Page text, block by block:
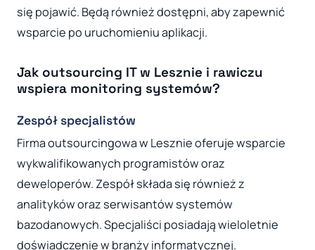
się pojawić. Będą również dostępni, aby zapewnić
wsparcie po uruchomieniu aplikacji.
Jak outsourcing IT w Lesznie i rawiczu
wspiera monitoring systemów?
Zespół specjalistów
Firma outsourcingowa w Lesznie oferuje wsparcie
wykwalifikowanych programistów oraz
deweloperów. Zespół składa się również z
analityków oraz serwisantów systemów
bazodanowych. Specjaliści posiadają wieloletnie
doświadczenie w branży informatycznej.